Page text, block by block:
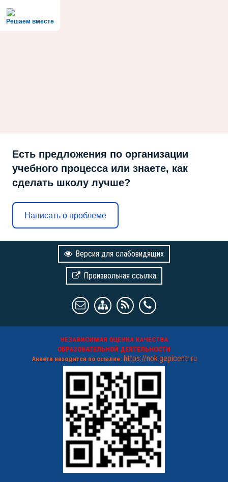
Решаем вместе
Есть предложения по организации
учебного процесса или знаете, как
сделать школу лучше?
Написать о проблеме
Версия для слабовидящих
Произвольная ссылка
НЕЗАВИСИМАЯ ОЦЕНКА КАЧЕСТВА
ОБРАЗОВАТЕЛЬНОЙ ДЕЯТЕЛЬНОСТИ
Анкета находится по ссылке: https://nok.gepicentr.ru